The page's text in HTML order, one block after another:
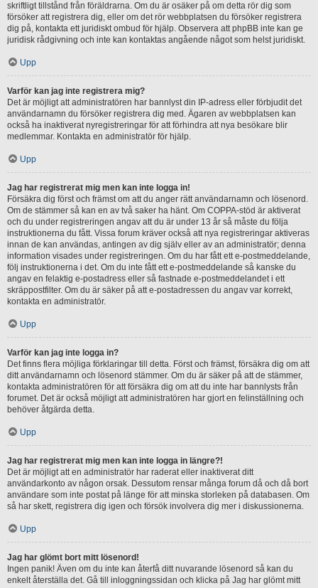
skriftligt tillstånd från föräldrarna. Om du är osäker på om detta rör dig som
försöker att registrera dig, eller om det rör webbplatsen du försöker registrera
dig på, kontakta ett juridiskt ombud för hjälp. Observera att phpBB inte kan ge
juridisk rådgivning och inte kan kontaktas angående något som helst juridiskt.
Upp
Varför kan jag inte registrera mig?
Det är möjligt att administratören har bannlyst din IP-adress eller förbjudit det
användarnamn du försöker registrera dig med. Ägaren av webbplatsen kan
också ha inaktiverat nyregistreringar för att förhindra att nya besökare blir
medlemmar. Kontakta en administratör för hjälp.
Upp
Jag har registrerat mig men kan inte logga in!
Försäkra dig först och främst om att du anger rätt användarnamn och lösenord.
Om de stämmer så kan en av två saker ha hänt. Om COPPA-stöd är aktiverat
och du under registreringen angav att du är under 13 år så måste du följa
instruktionerna du fått. Vissa forum kräver också att nya registreringar aktiveras
innan de kan användas, antingen av dig själv eller av an administratör; denna
information visades under registreringen. Om du har fått ett e-postmeddelande,
följ instruktionerna i det. Om du inte fått ett e-postmeddelande så kanske du
angav en felaktig e-postadress eller så fastnade e-postmeddelandet i ett
skräppostfilter. Om du är säker på att e-postadressen du angav var korrekt,
kontakta en administratör.
Upp
Varför kan jag inte logga in?
Det finns flera möjliga förklaringar till detta. Först och främst, försäkra dig om att
ditt användarnamn och lösenord stämmer. Om du är säker på att de stämmer,
kontakta administratören för att försäkra dig om att du inte har bannlysts från
forumet. Det är också möjligt att administratören har gjort en felinställning och
behöver åtgärda detta.
Upp
Jag har registrerat mig men kan inte logga in längre?!
Det är möjligt att en administratör har raderat eller inaktiverat ditt
användarkonto av någon orsak. Dessutom rensar många forum då och då bort
användare som inte postat på länge för att minska storleken på databasen. Om
så har skett, registrera dig igen och försök involvera dig mer i diskussionerna.
Upp
Jag har glömt bort mitt lösenord!
Ingen panik! Även om du inte kan återfå ditt nuvarande lösenord så kan du
enkelt återställa det. Gå till inloggningssidan och klicka på Jag har glömt mitt